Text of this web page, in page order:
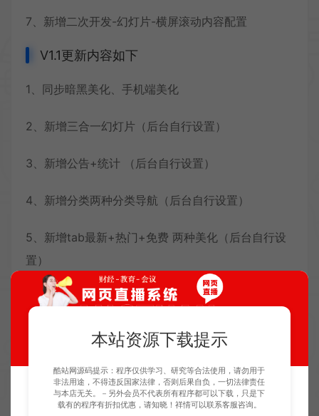
7、新增二次开发-幻灯片-横屏滚动内容配置
V1.1更新内容如下
1、同步暗黑美化、手机端美化
2、新增三合一幻灯片（后台自行设置）
3、新增公告+统计 （后台自行设置）
4、新增分类两种分类导航（后台自行设置）
5、新增tab最新+热门+免费 两种美化（后台自行设
置）
6、新增分类CMS标题美化
7、新增全新浮动 （后台自行设置）
8、新增全新简洁底部（后台自行设置）
9、新增最顶部黑色公告导航条开启关闭
本站资源下载提示
酷站网源码提示：程序仅供学习、研究等合法使用，请勿用于
非法用途，不得违反国家法律，否则后果自负，一切法律责任
与本店无关。－另外会员不代表所有程序都可以下载，只是下
载有的程序有折扣优惠，请知晓！祥情可以联系客服咨询。